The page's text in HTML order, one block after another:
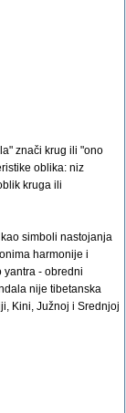
znači krug ili "ono
oblika: niz
kruga ili
simboli nastojanja
harmonije i
yantra - obredni
nije tibetanska
Kini, Južnoj i Srednjoj